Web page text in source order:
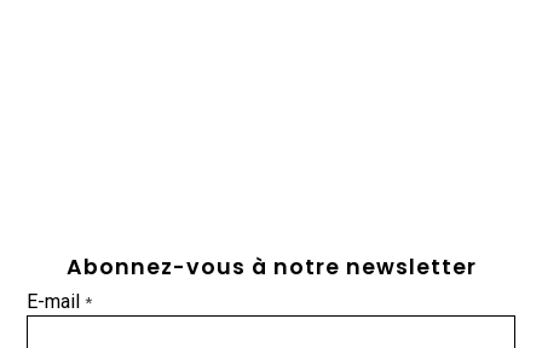
Abonnez-vous à notre newsletter
E-mail*